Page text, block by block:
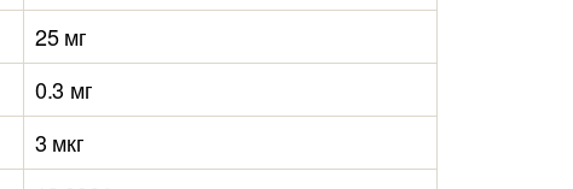
25 мг
0.3 мг
3 мкг